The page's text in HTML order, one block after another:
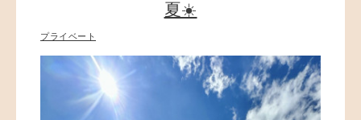
夏☀️
プライベート